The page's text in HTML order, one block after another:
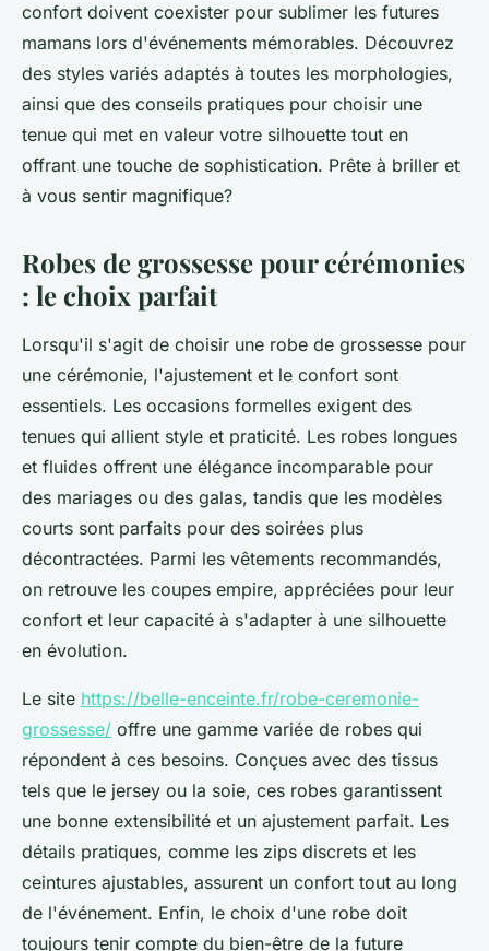
confort doivent coexister pour sublimer les futures
mamans lors d'événements mémorables. Découvrez
des styles variés adaptés à toutes les morphologies,
ainsi que des conseils pratiques pour choisir une
tenue qui met en valeur votre silhouette tout en
offrant une touche de sophistication. Prête à briller et
à vous sentir magnifique?
Robes de grossesse pour cérémonies
: le choix parfait
Lorsqu'il s'agit de choisir une robe de grossesse pour
une cérémonie, l'ajustement et le confort sont
essentiels. Les occasions formelles exigent des
tenues qui allient style et praticité. Les robes longues
et fluides offrent une élégance incomparable pour
des mariages ou des galas, tandis que les modèles
courts sont parfaits pour des soirées plus
décontractées. Parmi les vêtements recommandés,
on retrouve les coupes empire, appréciées pour leur
confort et leur capacité à s'adapter à une silhouette
en évolution.
Le site https://belle-enceinte.fr/robe-ceremonie-
grossesse/ offre une gamme variée de robes qui
répondent à ces besoins. Conçues avec des tissus
tels que le jersey ou la soie, ces robes garantissent
une bonne extensibilité et un ajustement parfait. Les
détails pratiques, comme les zips discrets et les
ceintures ajustables, assurent un confort tout au long
de l'événement. Enfin, le choix d'une robe doit
toujours tenir compte du bien-être de la future